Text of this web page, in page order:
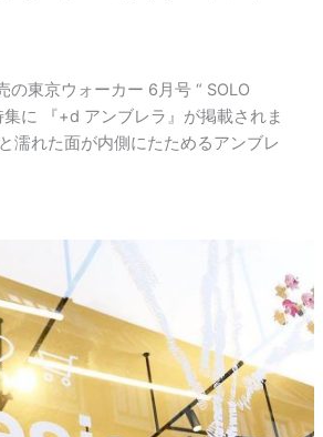
の東京ウォーカー 6月号 “ SOLO
集に 『+d アンブレラ』が掲載されま
濡れた面が内側にたためるアンブレ